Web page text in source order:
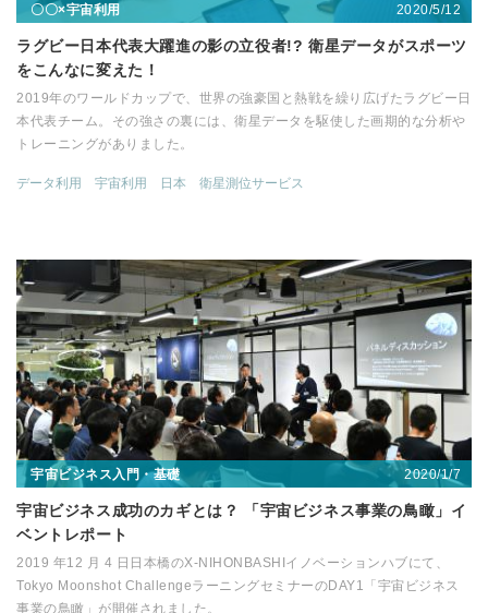
〇〇×宇宙利用 2020/5/12
ラグビー日本代表大躍進の影の立役者!? 衛星データがスポーツ
をこんなに変えた！
2019年のワールドカップで、世界の強豪国と熱戦を繰り広げたラグビー日
本代表チーム。その強さの裏には、衛星データを駆使した画期的な分析や
トレーニングがありました。
データ利用 宇宙利用 日本 衛星測位サービス
宇宙ビジネス入門・基礎 2020/1/7
宇宙ビジネス成功のカギとは？ 「宇宙ビジネス事業の鳥瞰」イ
ベントレポート
2019 年12 月 4 日日本橋のX-NIHONBASHIイノベーションハブにて、
Tokyo Moonshot ChallengeラーニングセミナーのDAY1「宇宙ビジネス
事業の鳥瞰」が開催されました。